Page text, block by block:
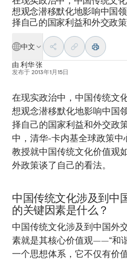
想观念潜移默化地影响中国
择自己的国家利益和外交政策
中文
由 利华 张
发布于 2013年1月15日
在现实政治中，中国传统文
想观念潜移默化地影响中国
择自己的国家利益和外交政
中，清华-卡内基全球政策
教授就中国传统文化价值观
外政策谈了自己的看法。
中国传统文化涉及到中
的关键因素是什么？
中国传统文化涉及到中国外
素就是其核心价值观——“和
一个思想体系，它不仅有价